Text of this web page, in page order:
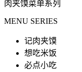
肉夹馍菜单系列
MENU SERIES
记肉夹馍
想吃米饭
必点小吃